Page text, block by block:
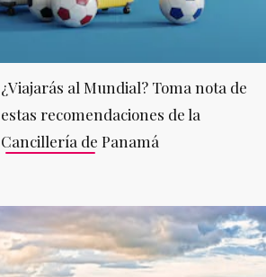
¿Viajarás al Mundial? Toma nota de
estas recomendaciones de la
Cancillería de Panamá